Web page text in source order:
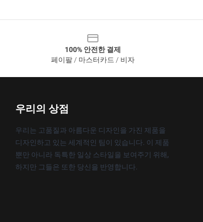
100% 안전한 결제
페이팔 / 마스터카드 / 비자
우리의 상점
우리는 고품질과 아름다운 디자인을 가진 제품을
디자인하고 있는 세계적인 팀이 있습니다. 이 제품
뿐만 아니라 독특한 일상 스타일을 보여주기 위해,
하지만 그들은 또한 당신을 반영합니다.